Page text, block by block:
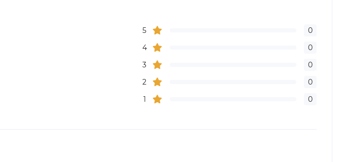
5
0
4
0
3
0
2
0
1
0